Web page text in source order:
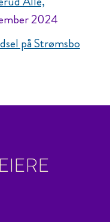
2024
på Strømsbo